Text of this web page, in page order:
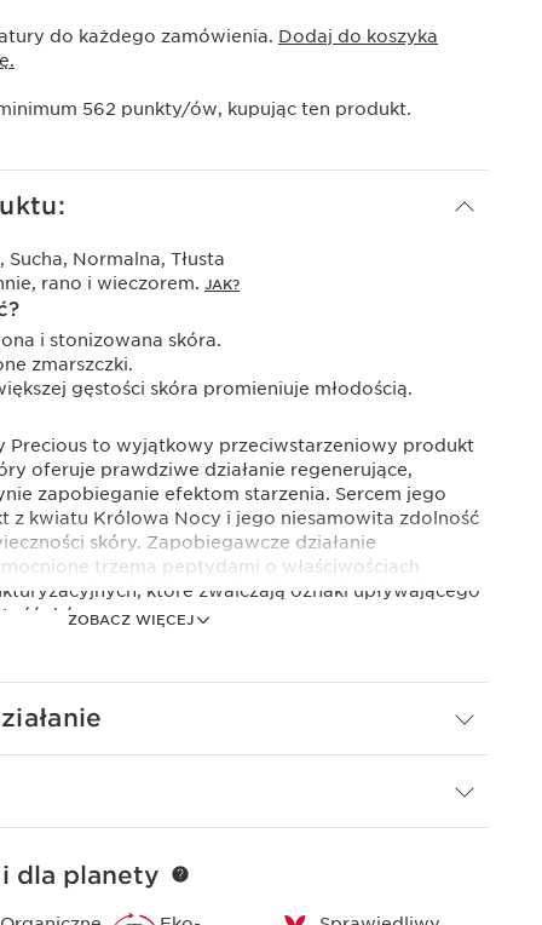
do każdego zamówienia. Dodaj do koszyka
562 punkty/ów, kupując ten produkt.
ZOBACZ WIĘCEJ
Sucha, Normalna, Tłusta
rano i wieczorem. JAK?
i stonizowana skóra.
zmarszczki.
gęstości skóra promieniuje młodością.
Precious to wyjątkowy przeciwstarzeniowy produkt
oferuje prawdziwe działanie regenerujące,
zapobieganie efektom starzenia. Sercem jego
z kwiatu Królowa Nocy i jego niesamowita zdolność
skóry. Zapobiegawcze działanie
trzema peptydami o właściwościach
które zwalczają oznaki upływającego
skóry.
+ 90% składników naturalnych i została wzbogacona
żyworódki (w celu zwiększenia naturalnego
owsianych o właściwościach tonizujących.
młodzieńczy sekret rzadkiego kwiatu:
krioekstrakcji uzyskuje się cenny krioekstrakt
dla planety